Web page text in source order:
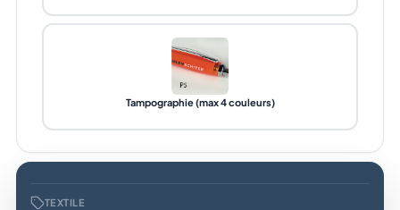
Tampographie (max 4 couleurs)
TEXTILE